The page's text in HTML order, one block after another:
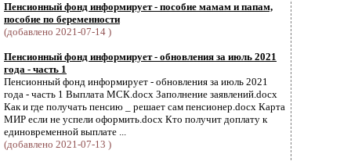
Пенсионный фонд информирует - пособие мамам и папам,
пособие по беременности
(добавлено 2021-07-14 )
Пенсионный фонд информирует - обновления за июль 2021
года - часть 1
Пенсионный фонд информирует - обновления за июль 2021
года - часть 1 Выплата МСК.docx Заполнение заявлений.docx
Как и где получать пенсию _ решает сам пенсионер.docx Карта
МИР если не успели оформить.docx Кто получит доплату к
единовременной выплате ...
(добавлено 2021-07-13 )